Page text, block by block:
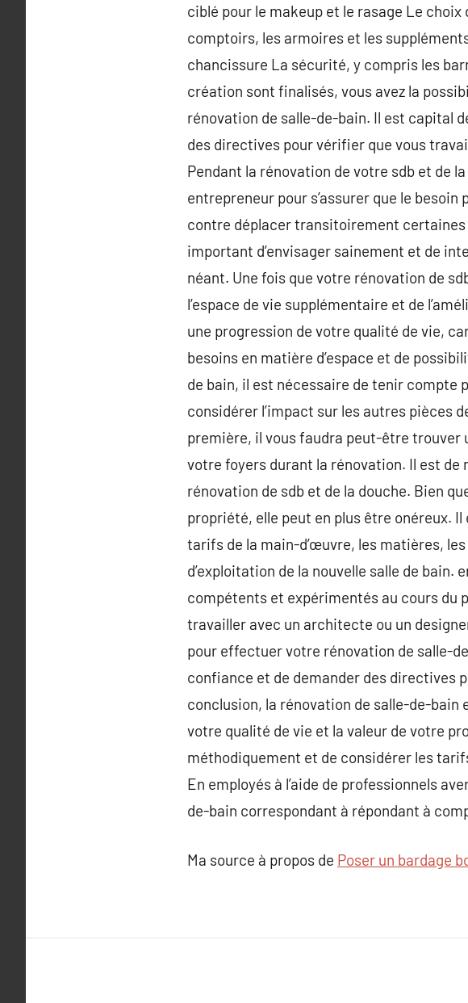
ciblé pour le makeup et le rasage Le
comptoirs, les armoires et les
chancissure La sécurité, y compris les
création sont finalisés, vous avez la
rénovation de salle-de-bain. Il est capital
des directives pour vérifier que vous
Pendant la rénovation de votre sdb et de
entrepreneur pour s’assurer que le
contre déplacer transitoirement
important d’envisager sainement et de
néant. Une fois que votre rénovation de
l’espace de vie supplémentaire et de
une progression de votre qualité de vie,
besoins en matière d’espace et de
de bain, il est nécessaire de tenir compte
considérer l’impact sur les autres pièces
première, il vous faudra peut-être trouver
votre foyers durant la rénovation. Il est de
rénovation de sdb et de la douche. Bien
propriété, elle peut en plus être onéreux.
tarifs de la main-d’œuvre, les matières,
d’exploitation de la nouvelle salle de
compétents et expérimentés au cours du
travailler avec un architecte ou un
pour effectuer votre rénovation de salle-
confiance et de demander des directives
conclusion, la rénovation de salle-de-
votre qualité de vie et la valeur de votre
méthodiquement et de considérer les
En employés à l’aide de professionnels
de-bain correspondant à répondant à
Ma source à propos de Poser un bardage